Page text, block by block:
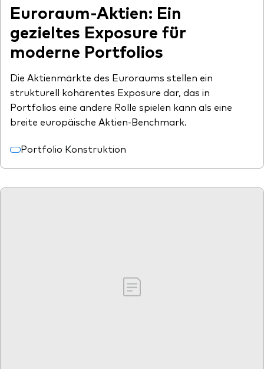
Euroraum-Aktien: Ein
gezieltes Exposure für
moderne Portfolios
Die Aktienmärkte des Euroraums stellen ein
strukturell kohärentes Exposure dar, das in
Portfolios eine andere Rolle spielen kann als eine
breite europäische Aktien-Benchmark.
Portfolio Konstruktion